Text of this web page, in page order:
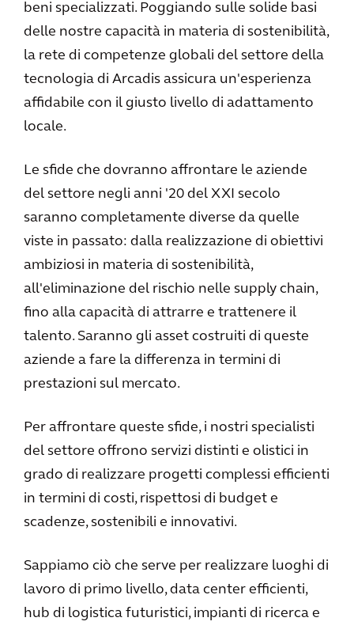
beni specializzati. Poggiando sulle solide basi
delle nostre capacità in materia di sostenibilità,
la rete di competenze globali del settore della
tecnologia di Arcadis assicura un'esperienza
affidabile con il giusto livello di adattamento
locale.
Le sfide che dovranno affrontare le aziende
del settore negli anni '20 del XXI secolo
saranno completamente diverse da quelle
viste in passato: dalla realizzazione di obiettivi
ambiziosi in materia di sostenibilità,
all'eliminazione del rischio nelle supply chain,
fino alla capacità di attrarre e trattenere il
talento. Saranno gli asset costruiti di queste
aziende a fare la differenza in termini di
prestazioni sul mercato.
Per affrontare queste sfide, i nostri specialisti
del settore offrono servizi distinti e olistici in
grado di realizzare progetti complessi efficienti
in termini di costi, rispettosi di budget e
scadenze, sostenibili e innovativi.
Sappiamo ciò che serve per realizzare luoghi di
lavoro di primo livello, data center efficienti,
hub di logistica futuristici, impianti di ricerca e